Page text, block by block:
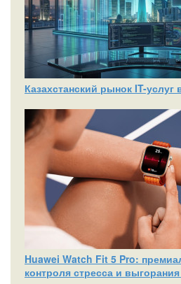
Казахстанский рынок IT-
Huawei Watch Fit 5 Pro:
контроля стресса и